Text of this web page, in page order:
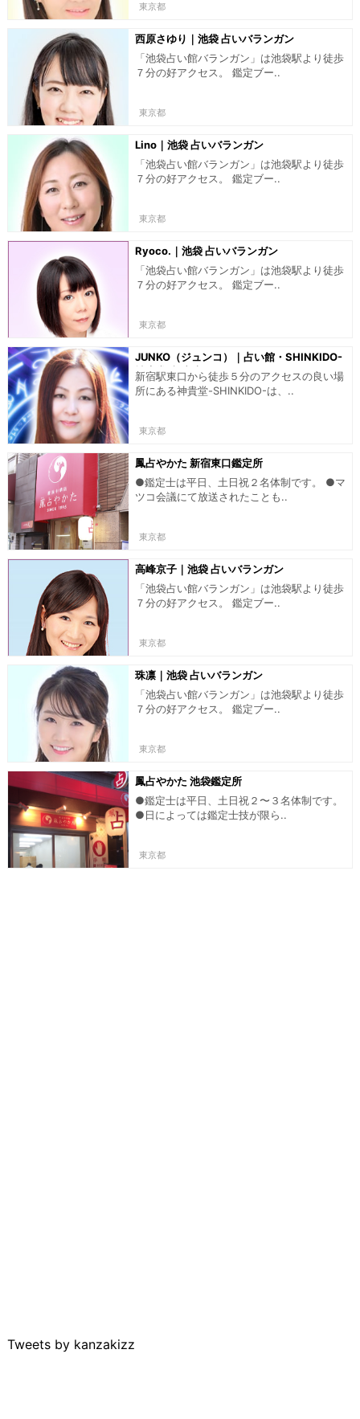
東京都
西原さゆり｜池袋 占いバランガン
「池袋占い館バランガン」は池袋駅より徒歩
７分の好アクセス。 鑑定ブー..
東京都
Lino｜池袋 占いバランガン
「池袋占い館バランガン」は池袋駅より徒歩
７分の好アクセス。 鑑定ブー..
東京都
Ryoco.｜池袋 占いバランガン
「池袋占い館バランガン」は池袋駅より徒歩
７分の好アクセス。 鑑定ブー..
東京都
JUNKO（ジュンコ）｜占い館・SHINKIDO-
神貴堂-新宿店
新宿駅東口から徒歩５分のアクセスの良い場
所にある神貴堂-SHINKIDO-は、..
東京都
鳳占やかた 新宿東口鑑定所
●鑑定士は平日、土日祝２名体制です。 ●マ
ツコ会議にて放送されたことも..
東京都
高峰京子｜池袋 占いバランガン
「池袋占い館バランガン」は池袋駅より徒歩
７分の好アクセス。 鑑定ブー..
東京都
珠凛｜池袋 占いバランガン
「池袋占い館バランガン」は池袋駅より徒歩
７分の好アクセス。 鑑定ブー..
東京都
鳳占やかた 池袋鑑定所
●鑑定士は平日、土日祝２〜３名体制です。
●日によっては鑑定士技が限ら..
東京都
Tweets by kanzakizz